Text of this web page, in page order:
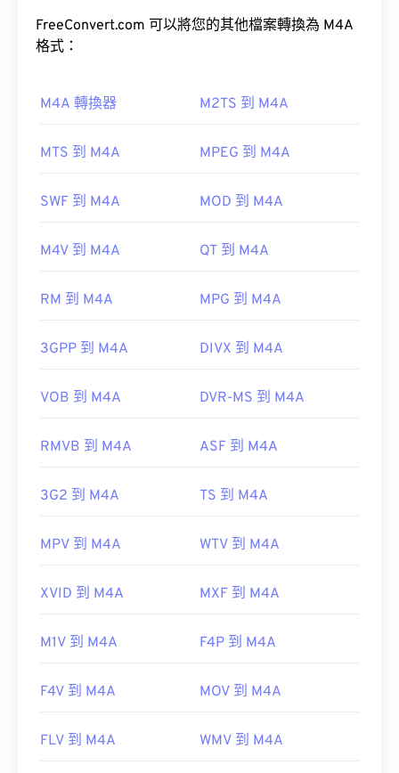
VLC 媒體播放器
首次發布：1988
https://en.wikipedia.org/wiki/
https://www.file-extension.info/format/aifc
M4A 檔案體積較小，同時音質也優於與其最相似的
MP3 檔案（請參閱《音訊編碼格式比較》）。
如何開啟 M4A 檔案？
包括 iTunes、QuickTime 和…
gb/windows/windows-media-player-d10303a5-
於蘋果用戶，iTunes 是開啟 M4A 檔案的預設程式。
覽 M4A 檔案。
Premiere Pro
以及許多其他程式中開
實用連結：
https://en.wikipedia.org/wiki/MPEG-4_Part_14
FreeConvert.com 可以將您的其他檔案轉換為 M4A
格式：
M4A 轉換器 M2TS 到 M4A
MTS 到 M4A MPEG 到 M4A
SWF 到 M4A MOD 到 M4A
M4V 到 M4A QT 到 M4A
RM 到 M4A MPG 到 M4A
3GPP 到 M4A DIVX 到 M4A
VOB 到 M4A DVR-MS 到 M4A
RMVB 到 M4A ASF 到 M4A
3G2 到 M4A TS 到 M4A
MPV 到 M4A WTV 到 M4A
XVID 到 M4A MXF 到 M4A
M1V 到 M4A F4P 到 M4A
F4V 到 M4A MOV 到 M4A
FLV 到 M4A WMV 到 M4A